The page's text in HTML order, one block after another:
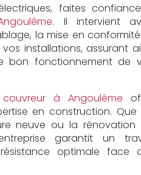
faites
. Il intervient
la mise en
installations, assurant
bon fonctionnement de
à Angoulême
en construction. Que
neuve ou la rénovation
garantit un
optimale face